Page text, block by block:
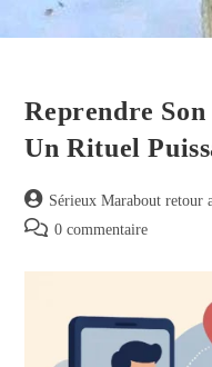
Reprendre
Un Rituel
Sérieux Marabout
0 commentaire